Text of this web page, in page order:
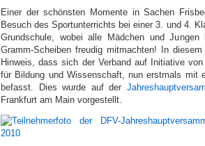
Einer der schönsten Momente in Sachen
Besuch des Sportunterrichts bei einer 3. und 4.
Grundschule, wobei alle Mädchen und
Gramm-Scheiben freudig mitmachten! In
Hinweis, dass sich der Verband auf Initiative
für Bildung und Wissenschaft, nun erstmals mit
befasst. Dies wurde auf der
Frankfurt am Main vorgestellt.